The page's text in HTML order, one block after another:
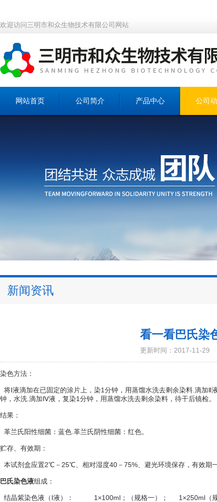
欢迎访问三明市和众生物技术有限公司网站
网站首页 公司简介 产品中心 公司
新闻资讯
看一看巴氏染
更新时间：2017-11-29
染色方法：
将Ⅰ液滴加在已固定的涂片上，染1分钟，用蒸馏水洗去剩余染料.滴加
钟，水洗.滴加Ⅳ液，复染1分钟，用蒸馏水洗去剩余染料，待干后镜检。
结果：
革兰氏阳性细菌：蓝色.革兰氏阴性细菌：红色。
贮存、有效期：
本试剂盒应置2℃－25℃、相对湿度40－75%、避光环境保存，有效期
巴氏染色液组成：
结晶紫染色液（Ⅰ液）： 1×100ml；（规格一）； 1×250ml（